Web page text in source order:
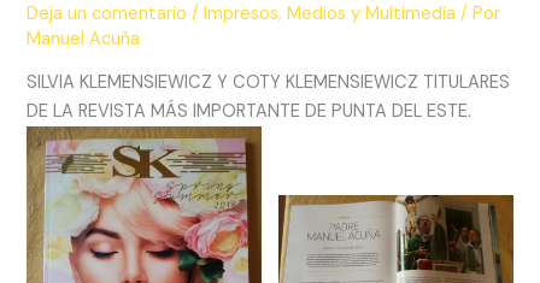
Deja un comentario /Impresos,Medios y Multimedia / Por
Manuel Acuña
SILVIA KLEMENSIEWICZ Y COTY KLEMENSIEWICZ TITULARES
DE LA REVISTA MÁS IMPORTANTE DE PUNTA DEL ESTE.